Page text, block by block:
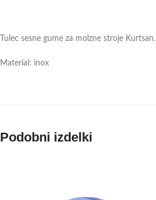
Tulec sesne gume za molzne stroje Kurtsan.
Material: inox
Podobni izdelki